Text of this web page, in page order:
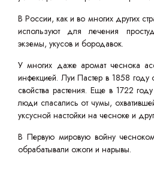
В России, как и во многих других
используют для лечения
экземы, укусов и бородавок.
У многих даже аромат чеснока
инфекцией. Луи Пастер в 1858 году
свойства растения. Еще в 1722
люди спасались от чумы,
уксусной настойки на чесноке и
В Первую мировую войну
обрабатывали ожоги и нарывы.